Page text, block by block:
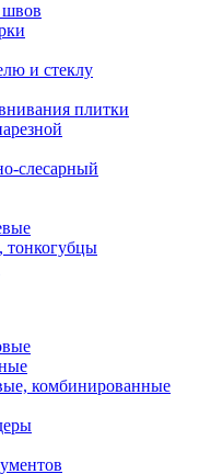
швов
и стеклу
плитки
слесарный
комбинированные